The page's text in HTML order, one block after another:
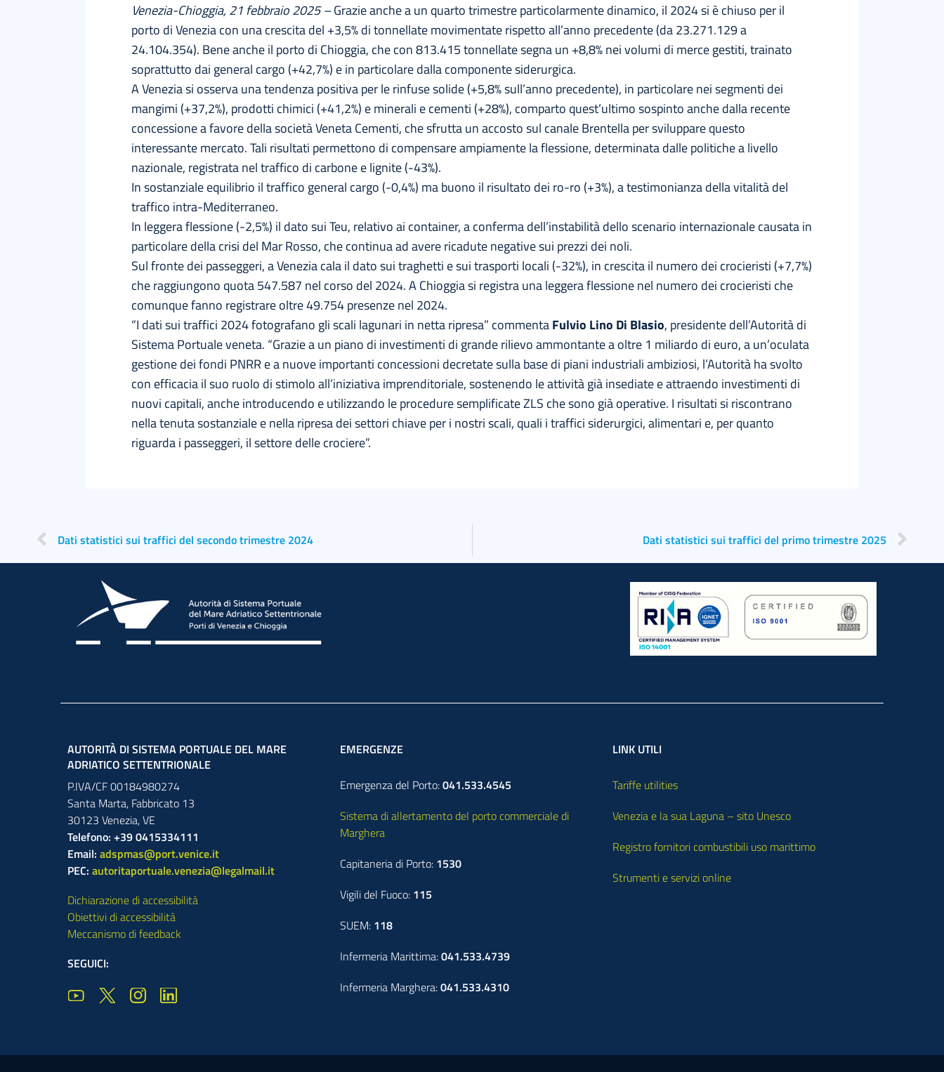
Venezia-Chioggia, 21 febbraio 2025 –Grazie anche a un quarto trimestre particolarmente dinamico, il 2024 si è chiuso per il
porto di Venezia con una crescita del +3,5% di tonnellate movimentate rispetto all’anno precedente (da 23.271.129 a
24.104.354). Bene anche il porto di Chioggia, che con 813.415 tonnellate segna un +8,8% nei volumi di merce gestiti, trainato
soprattutto dai general cargo (+42,7%) e in particolare dalla componente siderurgica.
A Venezia si osserva una tendenza positiva per le rinfuse solide (+5,8% sull’anno precedente), in particolare nei segmenti dei
mangimi (+37,2%), prodotti chimici (+41,2%) e minerali e cementi (+28%), comparto quest’ultimo sospinto anche dalla recente
concessione a favore della società Veneta Cementi, che sfrutta un accosto sul canale Brentella per sviluppare questo
interessante mercato. Tali risultati permettono di compensare ampiamente la flessione, determinata dalle politiche a livello
nazionale, registrata nel traffico di carbone e lignite (-43%).
In sostanziale equilibrio il traffico general cargo (-0,4%) ma buono il risultato dei ro-ro (+3%), a testimonianza della vitalità del
traffico intra-Mediterraneo.
In leggera flessione (-2,5%) il dato sui Teu, relativo ai container, a conferma dell’instabilità dello scenario internazionale causata in
particolare della crisi del Mar Rosso, che continua ad avere ricadute negative sui prezzi dei noli.
Sul fronte dei passeggeri, a Venezia cala il dato sui traghetti e sui trasporti locali (-32%), in crescita il numero dei crocieristi (+7,7%)
che raggiungono quota 547.587 nel corso del 2024. A Chioggia si registra una leggera flessione nel numero dei crocieristi che
comunque fanno registrare oltre 49.754 presenze nel 2024.
“I dati sui traffici 2024 fotografano gli scali lagunari in netta ripresa” commentaFulvio Lino Di Blasio, presidente dell’Autorità di
Sistema Portuale veneta. “Grazie a un piano di investimenti di grande rilievo ammontante a oltre 1 miliardo di euro, a un’oculata
gestione dei fondi PNRR e a nuove importanti concessioni decretate sulla base di piani industriali ambiziosi, l’Autorità ha svolto
con efficacia il suo ruolo di stimolo all’iniziativa imprenditoriale, sostenendo le attività già insediate e attraendo investimenti di
nuovi capitali, anche introducendo e utilizzando le procedure semplificate ZLS che sono già operative. I risultati si riscontrano
nella tenuta sostanziale e nella ripresa dei settori chiave per i nostri scali, quali i traffici siderurgici, alimentari e, per quanto
riguarda i passeggeri, il settore delle crociere”.
Dati statistici sui traffici del secondo trimestre 2024 Dati statistici sui traffici del primo trimestre 2025
AUTORITÀ DI SISTEMA PORTUALE DEL MARE
ADRIATICO SETTENTRIONALE
P.IVA/CF 00184980274
Santa Marta, Fabbricato 13
30123 Venezia,VE
Telefono: +39 0415334111
Email: adspmas@port.venice.it
PEC: autoritaportuale.venezia@legalmail.it
Dichiarazione di accessibilità
Obiettivi di accessibilità
Meccanismo di feedback
SEGUICI:
EMERGENZE
Emergenza del Porto:041.533.4545
Sistema di allertamento del porto commerciale di
Marghera
Capitaneria di Porto: 1530
Vigili del Fuoco: 115
SUEM: 118
Infermeria Marittima:041.533.4739
Infermeria Marghera:041.533.4310
LINK UTILI
Tariffe utilities
Venezia e la sua Laguna – sito Unesco
Registro fornitori combustibili uso marittimo
Strumenti e servizi online